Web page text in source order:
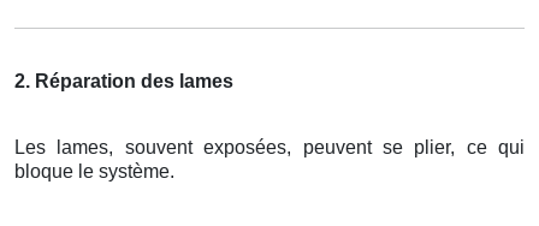
2. Réparation des lames
Les lames, souvent exposées, peuvent se plier, ce qui
bloque le système.